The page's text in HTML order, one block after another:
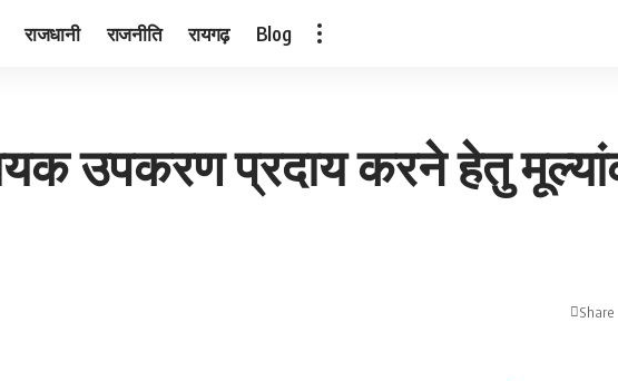
राजधानी राजनीति रायगढ़ Blog
उपकरण प्रदाय करने हेतु
Share